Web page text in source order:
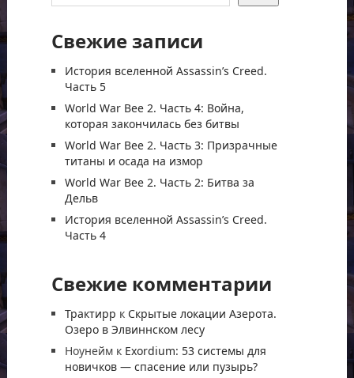
Свежие записи
История вселенной Assassin’s Creed.
Часть 5
World War Bee 2. Часть 4: Война,
которая закончилась без битвы
World War Bee 2. Часть 3: Призрачные
титаны и осада на измор
World War Bee 2. Часть 2: Битва за
Дельв
История вселенной Assassin’s Creed.
Часть 4
Свежие комментарии
Трактирр к Скрытые локации Азерота.
Озеро в Элвиннском лесу
Ноунейм к Exordium: 53 системы для
новичков — спасение или пузырь?